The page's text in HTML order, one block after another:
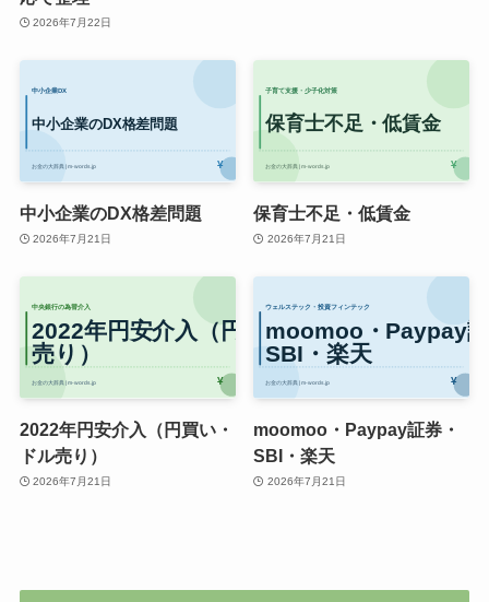
2026年7月22日
中小企業のDX格差問題
2026年7月21日
保育士不足・低賃金
2026年7月21日
2022年円安介入（円買い・
ドル売り）
2026年7月21日
moomoo・Paypay証券・
SBI・楽天
2026年7月21日